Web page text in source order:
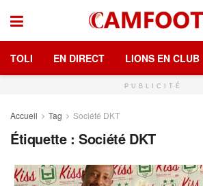
TOLI EN DIRECT LIONS EN CLUB
PUBLICITÉ
Accueil Tag Société DKT
Étiquette :Société DKT